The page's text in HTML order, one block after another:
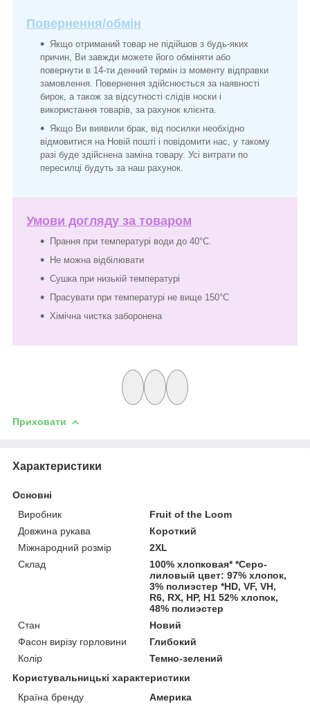
Повернення/обмін
Якщо отриманий товар не підійшов з будь-яких
причин, Ви завжди можете його обміняти або
повернути в 14-ти денний термін із моменту відправки
замовлення. Повернення здійснюється за наявності
бирок, а також за відсутності слідів носки і
використання товарів, за рахунок клієнта.
Якщо Ви виявили брак, від посилки необхідно
відмовитися на Новій пошті і повідомити нас, у такому
разі буде здійснена заміна товару. Усі витрати по
пересилці будуть за наш рахунок.
Умови догляду за товаром
Прання при температурі води до 40°C.
Не можна відбілювати
Сушка при низькій температурі
Прасувати при температурі не вище 150°C
Хімічна чистка заборонена
Приховати
Характеристики
Основні
Виробник
Fruit of the Loom
Довжина рукава
Короткий
Міжнародний розмір
2XL
Склад
100% хлопковая* *Серо-
лиловый цвет: 97% хлопок,
3% полиэстер *HD, VF, VH,
R6, RX, HP, H1 52% хлопок,
48% полиэстер
Стан
Новий
Фасон вирізу горловини
Глибокий
Колір
Темно-зелений
Користувальницькі характеристики
Країна бренду
Америка